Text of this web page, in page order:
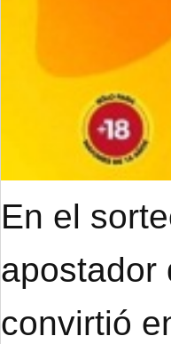
En el
apostador
convirtió